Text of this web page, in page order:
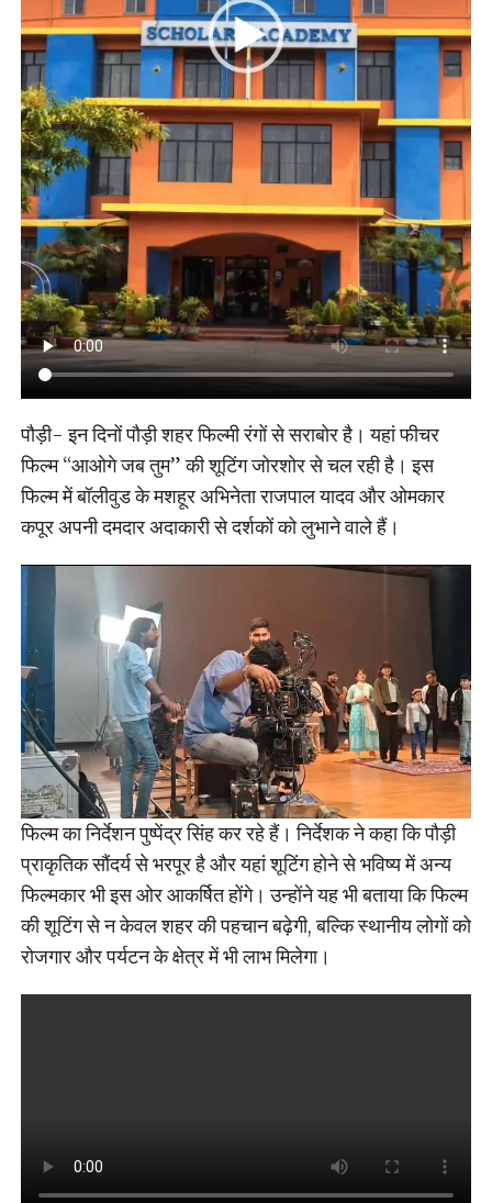
पौड़ी- इन दिनों पौड़ी शहर फिल्मी रंगों से सराबोर है। यहां फीचर
फिल्म “आओगे जब तुम” की शूटिंग जोरशोर से चल रही है। इस
फिल्म में बॉलीवुड के मशहूर अभिनेता राजपाल यादव और ओमकार
कपूर अपनी दमदार अदाकारी से दर्शकों को लुभाने वाले हैं।
फिल्म का निर्देशन पुष्पेंद्र सिंह कर रहे हैं। निर्देशक ने कहा कि पौड़ी
प्राकृतिक सौंदर्य से भरपूर है और यहां शूटिंग होने से भविष्य में अन्य
फिल्मकार भी इस ओर आकर्षित होंगे। उन्होंने यह भी बताया कि फिल्म
की शूटिंग से न केवल शहर की पहचान बढ़ेगी, बल्कि स्थानीय लोगों को
रोजगार और पर्यटन के क्षेत्र में भी लाभ मिलेगा।